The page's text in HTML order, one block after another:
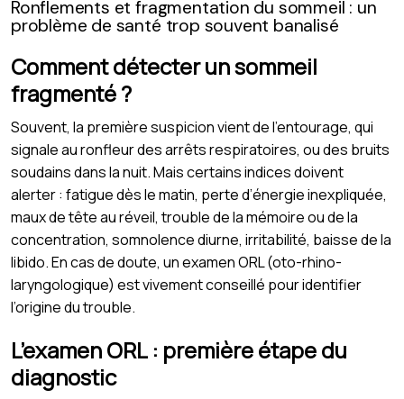
Ronflements et fragmentation du sommeil : un
problème de santé trop souvent banalisé
Comment détecter un sommeil
fragmenté ?
Souvent, la première suspicion vient de l’entourage, qui
signale au ronfleur des arrêts respiratoires, ou des bruits
soudains dans la nuit. Mais certains indices doivent
alerter : fatigue dès le matin, perte d’énergie inexpliquée,
maux de tête au réveil, trouble de la mémoire ou de la
concentration, somnolence diurne, irritabilité, baisse de la
libido. En cas de doute, un examen ORL (oto-rhino-
laryngologique) est vivement conseillé pour identifier
l’origine du trouble.
L’examen ORL : première étape du
diagnostic